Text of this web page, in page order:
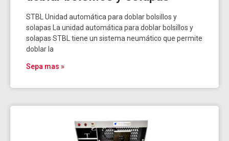
STBL Unidad automática para doblar bolsillos y
solapas La unidad automática para doblar bolsillos y
solapas STBL tiene un sistema neumático que permite
doblar la
Sepa mas »